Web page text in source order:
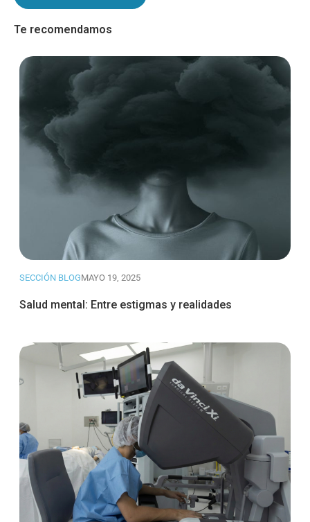
Te recomendamos
SECCIÓN BLOGMAYO 19, 2025
Salud mental: Entre estigmas y realidades